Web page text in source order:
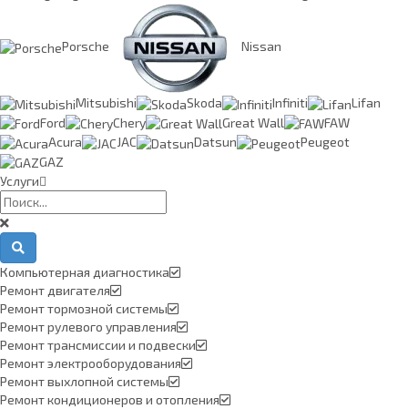
Porsche Nissan
Mitsubishi Skoda Infiniti
Lifan
Ford
Chery Great Wall
FAW
Acura
JAC Datsun
Peugeot
GAZ
Услуги
Компьютерная диагностика
Ремонт двигателя
Ремонт тормозной системы
Ремонт рулевого управления
Ремонт трансмиссии и подвески
Ремонт электрооборудования
Ремонт выхлопной системы
Ремонт кондиционеров и отопления